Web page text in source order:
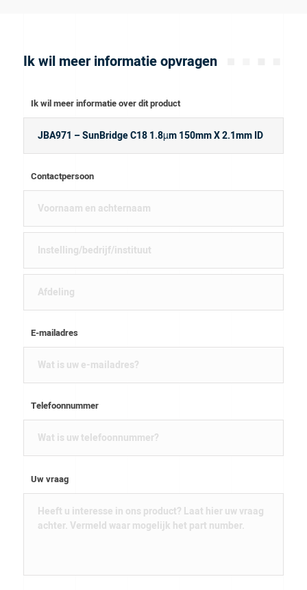
Ik wil meer informatie opvragen
Ik wil meer informatie over dit product
Contactpersoon
E-mailadres
Telefoonnummer
Uw vraag